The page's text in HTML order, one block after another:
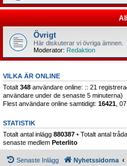
Övrigt
Här diskuterar vi övriga ämnen.
Moderator: Redaktion
VILKA ÄR ONLINE
Totalt 348 användare online: :: 21
användare under de senaste 5 minuterna)
Flest användare online samtidigt: 16421 ,
STATISTIK
Totalt antal inlägg 880387 • Totalt antal
senaste medlem Peterlito
Senaste Inlägg Nyhetssidorna